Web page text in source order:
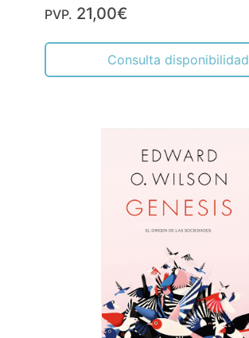
PVP. 21,00€
Consulta disponibilidad